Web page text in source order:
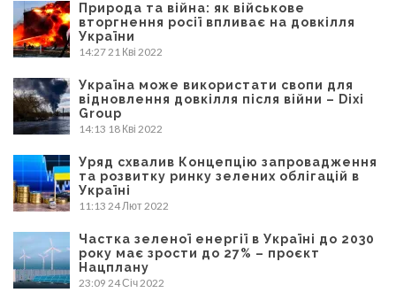
Природа та війна: як військове
вторгнення росії впливає на довкілля
України
14:2721 Кві 2022
Україна може використати свопи для
відновлення довкілля після війни – Dixi
Group
14:13 18 Кві 2022
Уряд схвалив Концепцію запровадження
та розвитку ринку зелених облігацій в
Україні
11:13 24 Лют 2022
Частка зеленої енергії в Україні до 2030
року має зрости до 27% – проєкт
Нацплану
23:09 24 Січ 2022